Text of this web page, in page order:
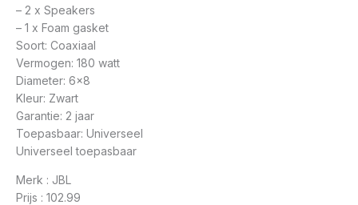
– 2 x Speakers
– 1 x Foam gasket
Soort: Coaxiaal
Vermogen: 180 watt
Diameter: 6×8
Kleur: Zwart
Garantie: 2 jaar
Toepasbaar: Universeel
Universeel toepasbaar
Merk : JBL
Prijs : 102.99